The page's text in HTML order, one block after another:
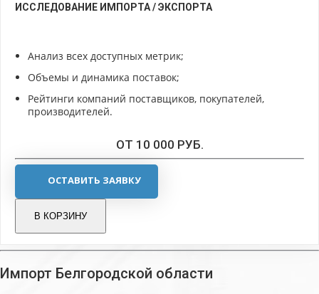
ИССЛЕДОВАНИЕ ИМПОРТА / ЭКСПОРТА
Анализ всех доступных метрик;
Объемы и динамика поставок;
Рейтинги компаний поставщиков, покупателей,
производителей.
ОТ 10 000 РУБ.
ОСТАВИТЬ ЗАЯВКУ
В КОРЗИНУ
Импорт Белгородской области